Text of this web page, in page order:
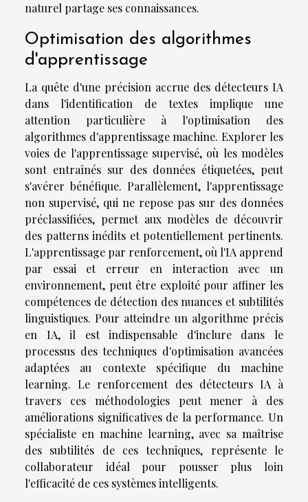
naturel partage ses connaissances.
Optimisation des algorithmes
d'apprentissage
La quête d'une précision accrue des détecteurs IA
dans l'identification de textes implique une
attention particulière à l'optimisation des
algorithmes d'apprentissage machine. Explorer les
voies de l'apprentissage supervisé, où les modèles
sont entraînés sur des données étiquetées, peut
s'avérer bénéfique. Parallèlement, l'apprentissage
non supervisé, qui ne repose pas sur des données
préclassifiées, permet aux modèles de découvrir
des patterns inédits et potentiellement pertinents.
L'apprentissage par renforcement, où l'IA apprend
par essai et erreur en interaction avec un
environnement, peut être exploité pour affiner les
compétences de détection des nuances et subtilités
linguistiques. Pour atteindre un algorithme précis
en IA, il est indispensable d'inclure dans le
processus des techniques d'optimisation avancées
adaptées au contexte spécifique du machine
learning. Le renforcement des détecteurs IA à
travers ces méthodologies peut mener à des
améliorations significatives de la performance. Un
spécialiste en machine learning, avec sa maîtrise
des subtilités de ces techniques, représente le
collaborateur idéal pour pousser plus loin
l'efficacité de ces systèmes intelligents.